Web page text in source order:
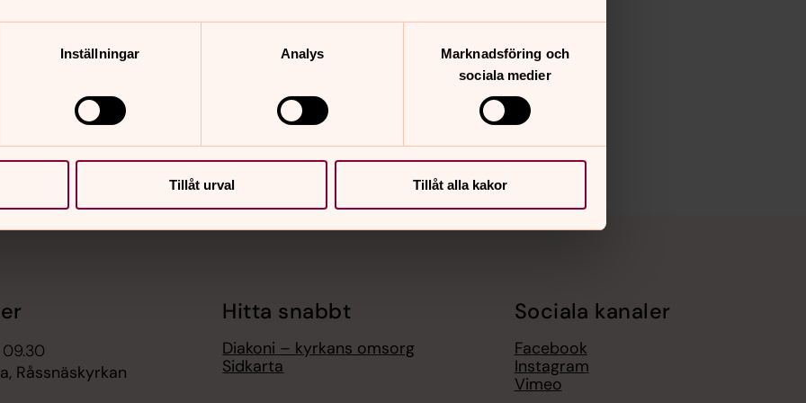
Inställningar Analys
Marknadsföring och
sociala medier
Tillåt urval Tillåt alla kakor
Råssnäskyrkan
Hitta snabbt
Diakoni – kyrkans omsorg
Sidkarta
Sociala kanaler
Facebook
Instagram
Vimeo